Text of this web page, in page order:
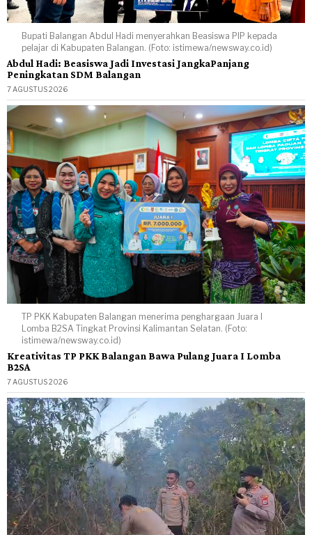
Bupati Balangan Abdul Hadi menyerahkan Beasiswa PIP kepada
pelajar di Kabupaten Balangan. (Foto: istimewa/newsway.co.id)
Abdul Hadi: Beasiswa Jadi Investasi JangkaPanjang
Peningkatan SDM Balangan
7 AGUSTUS 2026
TP PKK Kabupaten Balangan menerima penghargaan Juara I
Lomba B2SA Tingkat Provinsi Kalimantan Selatan. (Foto:
istimewa/newsway.co.id)
Kreativitas TP PKK Balangan Bawa Pulang Juara I Lomba
B2SA
7 AGUSTUS 2026